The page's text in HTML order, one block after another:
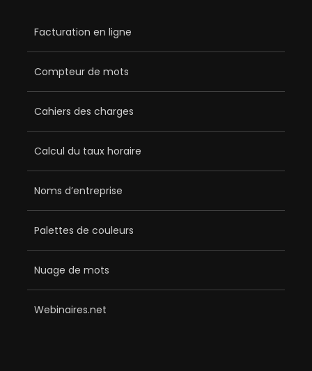
Facturation en ligne
Compteur de mots
Cahiers des charges
Calcul du taux horaire
Noms d’entreprise
Palettes de couleurs
Nuage de mots
Webinaires.net